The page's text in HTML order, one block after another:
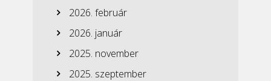
2026. február
2026. január
2025. november
2025. szeptember